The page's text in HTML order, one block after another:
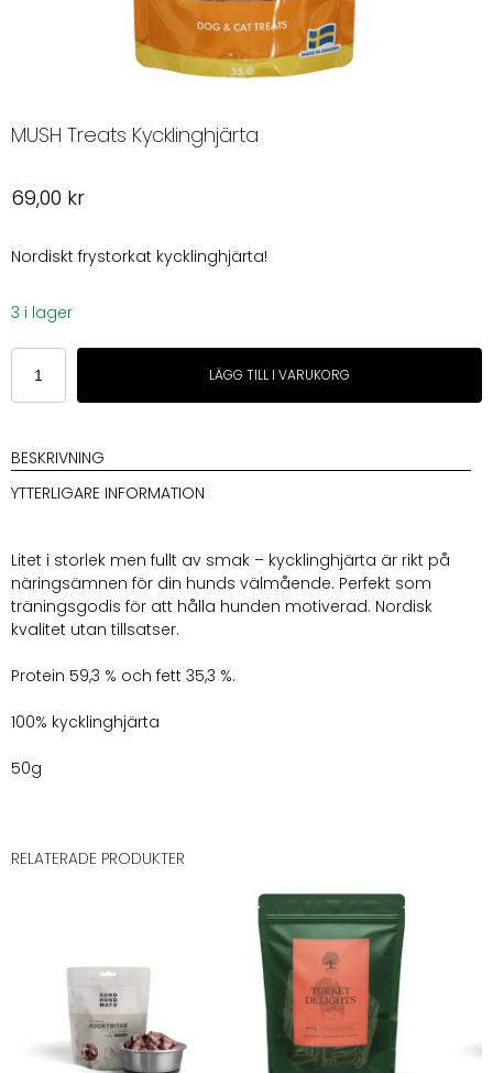
MUSH Treats Kycklinghjärta
69,00 kr
Nordiskt frystorkat kycklinghjärta!
3 i lager
MUSH
Treats
Kycklinghjärta
LÄGG TILL I VARUKORG
BESKRIVNING
YTTERLIGARE INFORMATION
Litet i storlek men fullt av smak – kycklinghjärta är rikt på
näringsämnen för din hunds välmående. Perfekt som
träningsgodis för att hålla hunden motiverad. Nordisk
kvalitet utan tillsatser.
Protein 59,3 % och fett 35,3 %.
100% kycklinghjärta
50g
RELATERADE PRODUKTER